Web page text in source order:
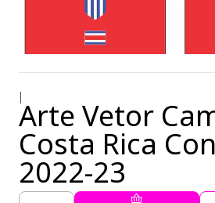
Arte Vetor
Costa Rica
2022-23